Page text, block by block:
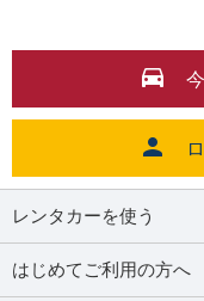
レンタカーを使う
はじめてご利用の方へ